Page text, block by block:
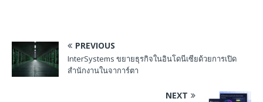
PREVIOUS
InterSystems ขยายธุรกิจในอินโดนีเซียด้วยการเปิด
สำนักงานในจาการ์ตา
NEXT